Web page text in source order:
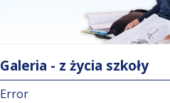
Galeria - z życia szkoły
Error